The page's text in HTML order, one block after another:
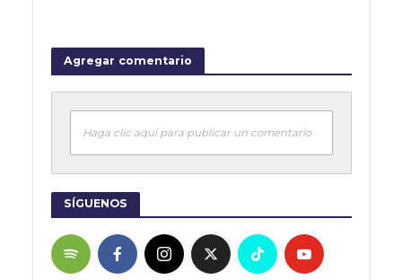
Agregar comentario
Haga clic aquí para publicar un comentario
SÍGUENOS